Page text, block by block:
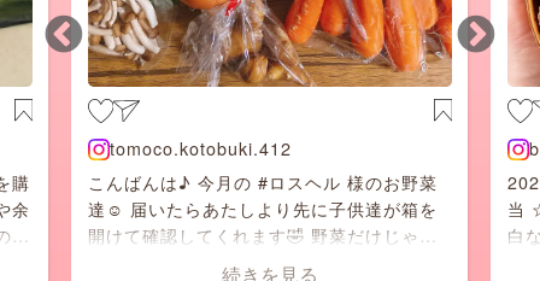
購
余
tomoco.kotobuki.412
こんばんは♪ 今月の #ロスヘル 様のお野菜
達☺️ 届いたらあたしより先に子供達が箱を
開けて確認してくれます🤣 野菜だけじゃな
くて果物も届くのが 密かに嬉しい♡ #規格
続きを見る
当
白